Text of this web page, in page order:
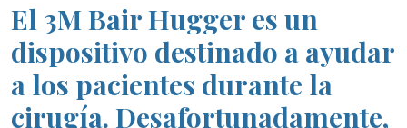
El 3M Bair Hugger es un
dispositivo destinado a ayudar
a los pacientes durante la
cirugía. Desafortunadamente,